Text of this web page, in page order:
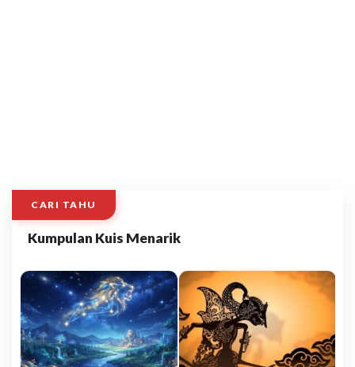
CARI TAHU
Kumpulan Kuis Menarik